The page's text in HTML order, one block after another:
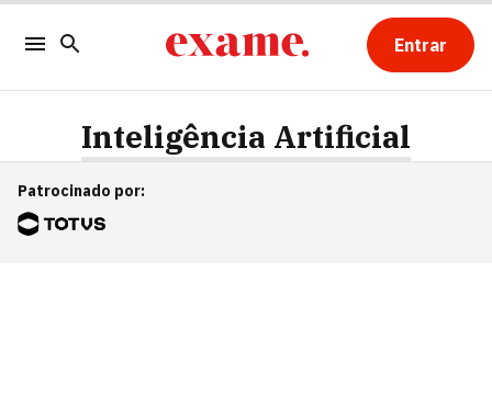
Entrar
Inteligência Artificial
Patrocinado por: